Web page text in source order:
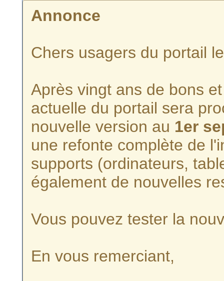
Annonce
Chers usagers du portail
Après vingt ans de bons
actuelle du portail sera
nouvelle version au 1er
une refonte complète de
supports (ordinateurs,
également de nouvelles
Vous pouvez tester la
En vous remerciant,